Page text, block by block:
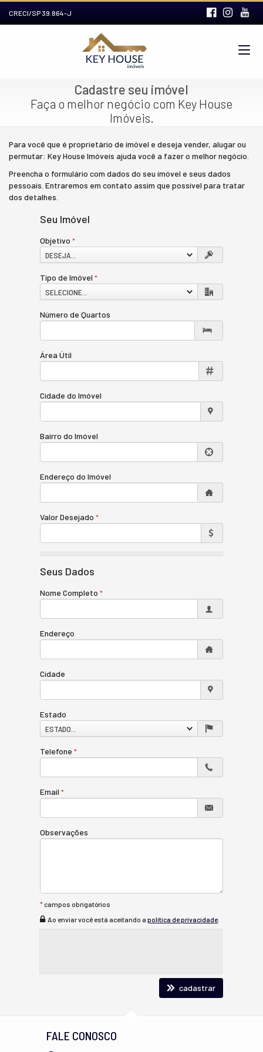
CRECI/SP 39.864-J
Cadastre seu imóvel
Faça o melhor negócio com Key House
Imóveis.
Para você que é proprietário de imóvel e deseja vender, alugar ou
permutar: Key House Imóveis ajuda você a fazer o melhor negócio.
Preencha o formulário com dados do seu imóvel e seus dados
pessoais. Entraremos em contato assim que possível para tratar
dos detalhes.
Seu Imóvel
Objetivo
DESEJA...
Tipo de Imóvel
SELECIONE...
Número de Quartos
Área Útil
Cidade do Imóvel
Bairro do Imóvel
Endereço do Imóvel
Valor Desejado
Seus Dados
Nome Completo
Endereço
Cidade
Estado
ESTADO...
Telefone
Email
Observações
*campos obrigatórios
Ao enviar você está aceitando a política de privacidade.
cadastrar
FALE CONOSCO